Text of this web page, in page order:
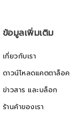
ข้อมูลเพิ่มเติม
เกี่ยวกับเรา
ดาวน์โหลดแคตตาล็อค
ข่าวสาร และบล็อก
ร้านค้าของเรา